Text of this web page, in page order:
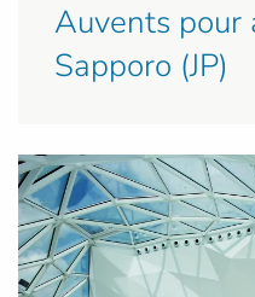
Auvents pour
Sapporo (JP)